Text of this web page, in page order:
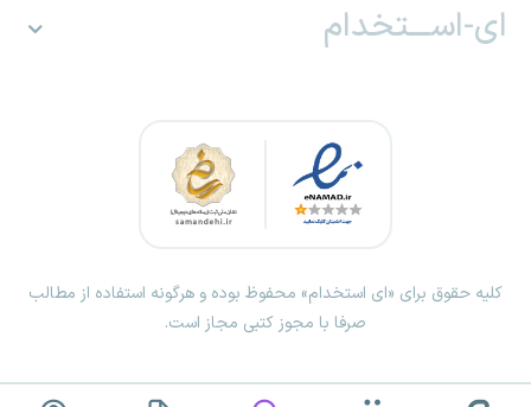
ای-اســـتخدام
کلیه حقوق برای «ای استخدام» محفوظ بوده و هرگونه استفاده از مطالب
صرفا با مجوز کتبی مجاز است.